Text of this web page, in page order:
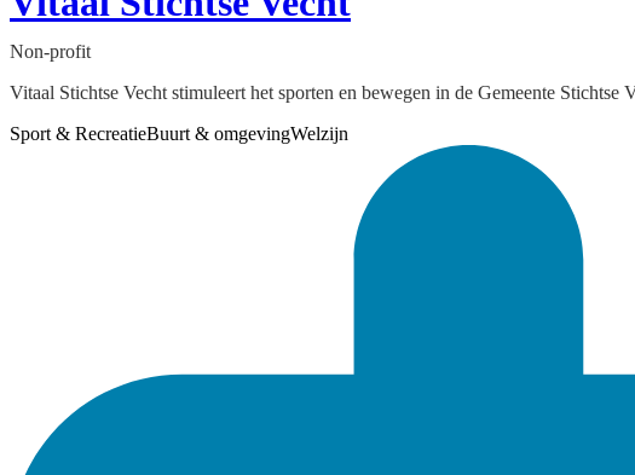
Non-profit
Vitaal Stichtse Vecht stimuleert het sporten en bewegen in de Gemeente
Sport & RecreatieBuurt & omgevingWelzijn